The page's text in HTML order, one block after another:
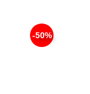
-50%